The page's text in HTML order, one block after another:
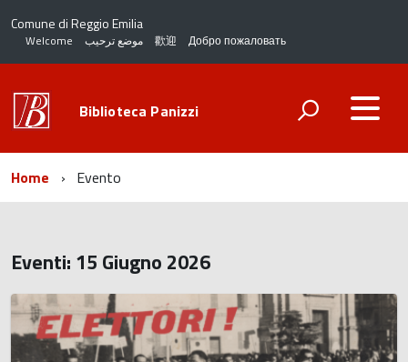
Comune di Reggio Emilia
Welcome موضع ترحيب 歡迎 Добро пожаловать
Biblioteca Panizzi
Home Evento
Eventi: 15 Giugno 2026